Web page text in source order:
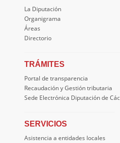
La Diputación
Organigrama
Áreas
Directorio
TRÁMITES
Portal de transparencia
Recaudación y Gestión tributaria
Sede Electrónica Diputación de
SERVICIOS
Asistencia a entidades locales